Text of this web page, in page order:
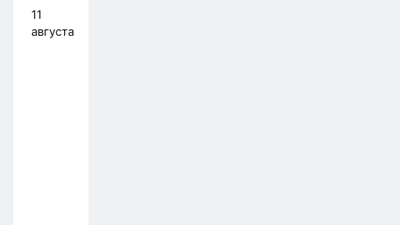
11
августа